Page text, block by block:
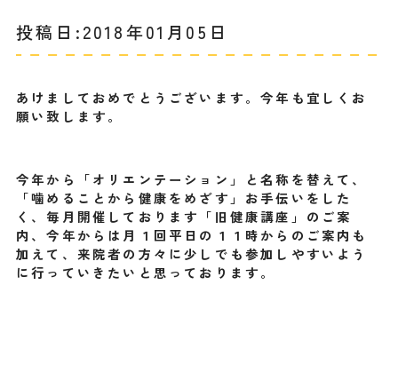
投稿日:2018年01月05日
あけましておめでとうございます。今年も宜しくお
願い致します。
今年から「オリエンテーション」と名称を替えて、
「噛めることから健康をめざす」お手伝いをした
く、毎月開催しております「旧健康講座」のご案
内、今年からは月１回平日の１１時からのご案内も
加えて、来院者の方々に少しでも参加しやすいよう
に行っていきたいと思っております。